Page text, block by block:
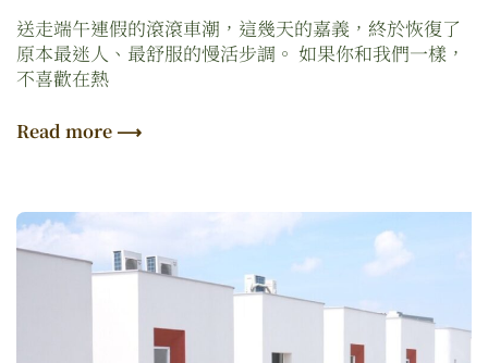
送走端午連假的滾滾車潮，這幾天的嘉義，終於恢復了
原本最迷人、最舒服的慢活步調。 如果你和我們一樣，
不喜歡在熱
Read more ⟶